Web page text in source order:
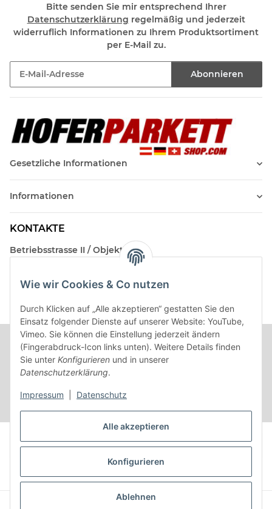
Alle akzeptieren
Konfigurieren
Ablehnen
Wie wir Cookies & Co nutzen
Durch Klicken auf „Alle akzeptieren“ gestatten Sie den
Einsatz folgender Dienste auf unserer Website: YouTube,
Vimeo. Sie können die Einstellung jederzeit ändern
(Fingerabdruck-Icon links unten). Weitere Details finden
Sie unter Konfigurieren und in unserer
Datenschutzerklärung.
Impressum Datenschutz
Bitte senden Sie mir entsprechend Ihrer
Datenschutzerklärung regelmäßig und jederzeit
widerruflich Informationen zu Ihrem Produktsortiment
per E-Mail zu.
Abonnieren
Gesetzliche Informationen
Informationen
KONTAKTE
Betriebsstrasse II / Objekt 17
Kontakt
Vertrag widerrufen
* Alle Preise inkl. gesetzlicher USt.